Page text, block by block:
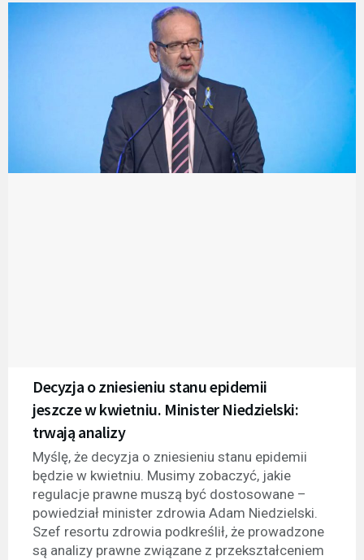
Decyzja o zniesieniu stanu epidemii
jeszcze w kwietniu. Minister Niedzielski:
trwają analizy
Myślę, że decyzja o zniesieniu stanu epidemii
będzie w kwietniu. Musimy zobaczyć, jakie
regulacje prawne muszą być dostosowane –
powiedział minister zdrowia Adam Niedzielski.
Szef resortu zdrowia podkreślił, że prowadzone
są analizy prawne związane z przekształceniem